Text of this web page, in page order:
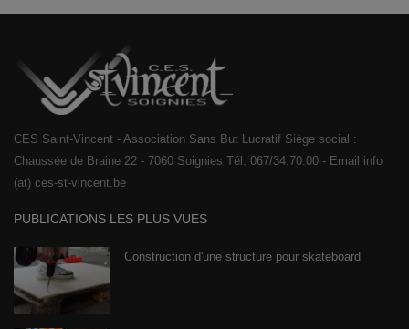
CES Saint-Vincent - Association Sans But Lucratif Siège social :
Chaussée de Braine 22 - 7060 Soignies Tél. 067/34.70.00 - Email info
(at) ces-st-vincent.be
PUBLICATIONS LES PLUS VUES
Construction d'une structure pour skateboard